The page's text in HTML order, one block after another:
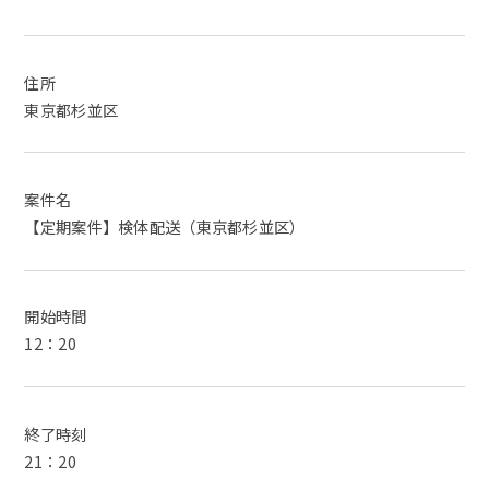
住所
東京都杉並区
案件名
【定期案件】検体配送（東京都杉並区）
開始時間
12：20
終了時刻
21：20